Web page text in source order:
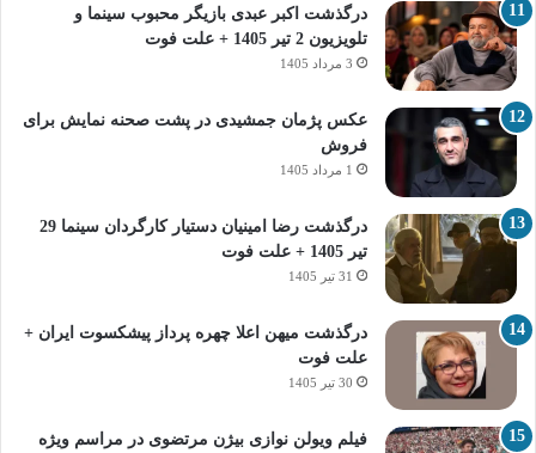
درگذشت اکبر عبدی بازیگر محبوب سینما و
تلویزیون 2 تیر 1405 + علت فوت
3 مرداد 1405
عکس پژمان جمشیدی در پشت صحنه نمایش برای
فروش
1 مرداد 1405
درگذشت رضا امینیان دستیار کارگردان سینما 29
تیر 1405 + علت فوت
31 تیر 1405
درگذشت میهن اعلا چهره پرداز پیشکسوت ایران +
علت فوت
30 تیر 1405
فیلم ویولن نوازی بیژن مرتضوی در مراسم ویژه